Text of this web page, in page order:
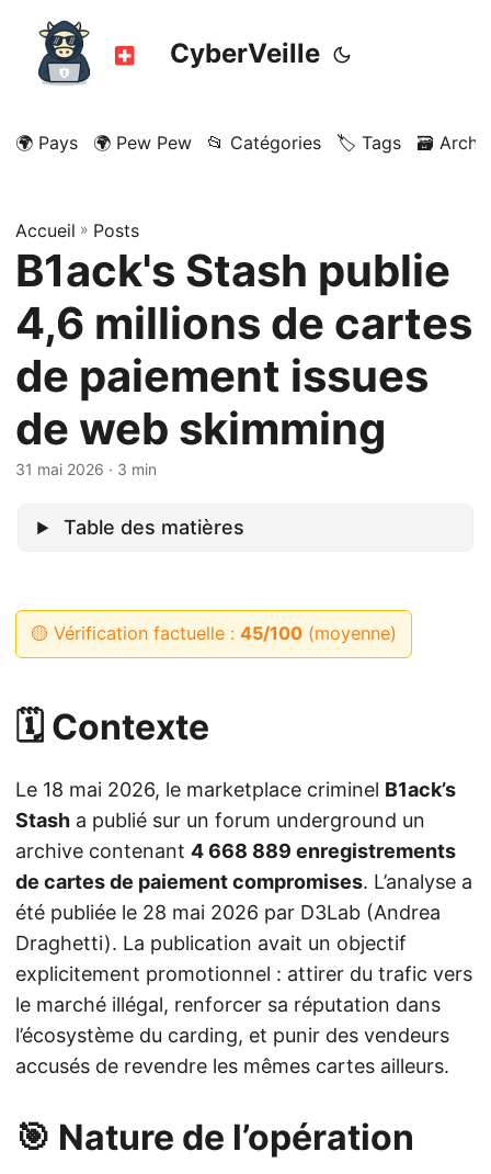
CyberVeille
🌍 Pays 🌍 Pew Pew 📂 Catégories 🏷️ Tags 🗃️
Accueil » Posts
B1ack's Stash publie
4,6 millions de cartes
de paiement issues
de web skimming
31 mai 2026 · 3 min
Table des matières
🟡 Vérification factuelle : 45/100(moyenne)
🗓️ Contexte
Le 18 mai 2026, le marketplace criminel B1ack’s
Stash a publié sur un forum underground un
archive contenant 4 668 889 enregistrements
de cartes de paiement compromises. L’analyse a
été publiée le 28 mai 2026 par D3Lab (Andrea
Draghetti). La publication avait un objectif
explicitement promotionnel : attirer du trafic vers
le marché illégal, renforcer sa réputation dans
l’écosystème du carding, et punir des vendeurs
accusés de revendre les mêmes cartes ailleurs.
🎯 Nature de l’opération